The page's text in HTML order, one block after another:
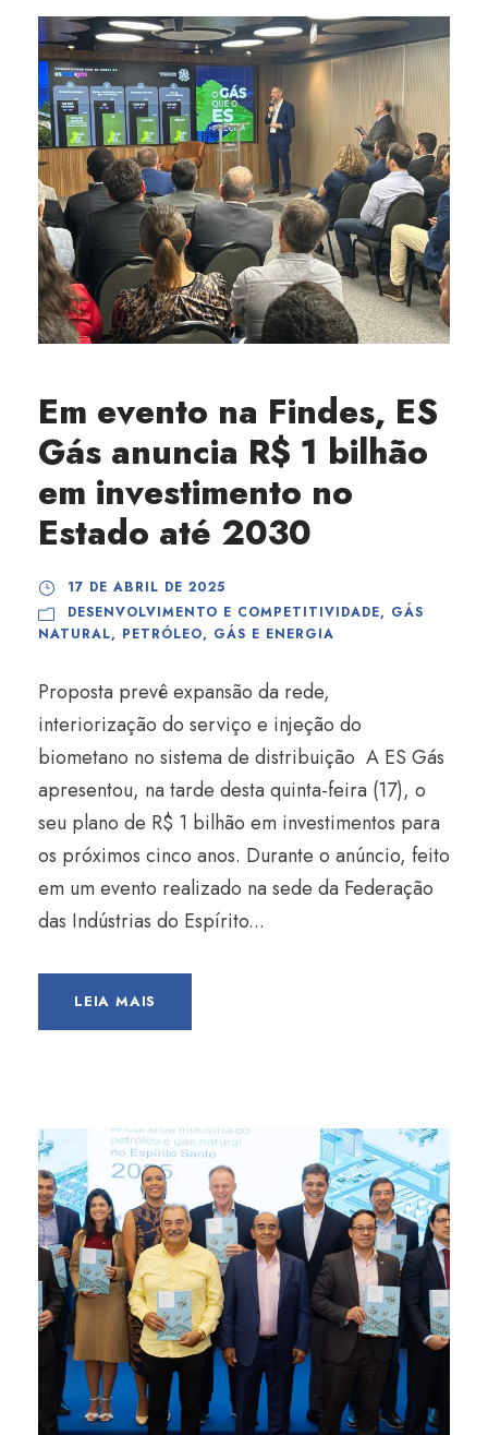
Em evento na Findes, ES
Gás anuncia R$ 1 bilhão
em investimento no
Estado até 2030
17 DE ABRIL DE 2025
DESENVOLVIMENTO E COMPETITIVIDADE, GÁS
NATURAL, PETRÓLEO, GÁS E ENERGIA
Proposta prevê expansão da rede,
interiorização do serviço e injeção do
biometano no sistema de distribuição A ES Gás
apresentou, na tarde desta quinta-feira (17), o
seu plano de R$ 1 bilhão em investimentos para
os próximos cinco anos. Durante o anúncio, feito
em um evento realizado na sede da Federação
das Indústrias do Espírito...
LEIA MAIS